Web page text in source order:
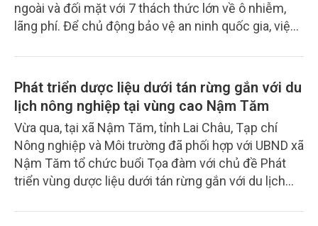
ngoài và đối mặt với 7 thách thức lớn về ô nhiễm,
lãng phí. Để chủ động bảo vệ an ninh quốc gia, việc
công cụ số đang trở thành yêu cầu cấp bách hơn
bao giờ hết.
Phát triển dược liệu dưới tán rừng gắn với du
lịch nông nghiệp tại vùng cao Nậm Tăm
Vừa qua, tại xã Nậm Tăm, tỉnh Lai Châu, Tạp chí
Nông nghiệp và Môi trường đã phối hợp với UBND xã
Nậm Tăm tổ chức buổi Tọa đàm với chủ đề Phát
triển vùng dược liệu dưới tán rừng gắn với du lịch
Trí Đức Lai Châu. Đây là sự kiện đặc biệt quan trọng